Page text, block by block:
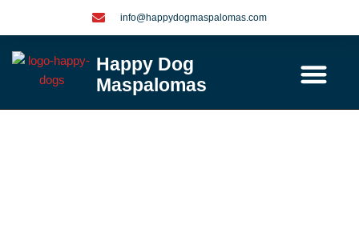
inhoud
info@happydogmaspalomas.com
Happy Dog
Maspalomas